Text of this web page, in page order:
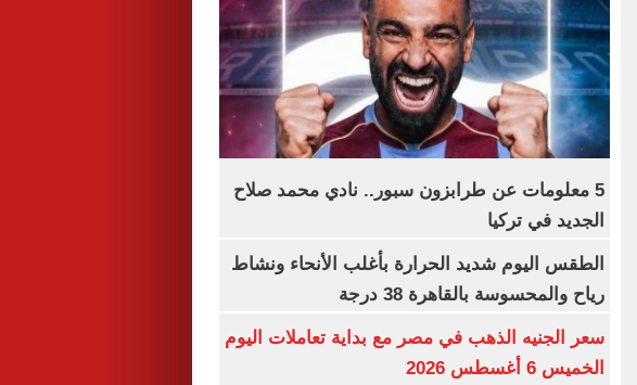
5 معلومات عن طرابزون سبور.. نادي محمد صلاح
الجديد في تركيا
الطقس اليوم شديد الحرارة بأغلب الأنحاء ونشاط
رياح والمحسوسة بالقاهرة 38 درجة
سعر الجنيه الذهب في مصر مع بداية تعاملات اليوم
الخميس 6 أغسطس 2026